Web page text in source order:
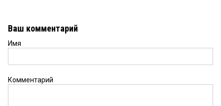
Ваш комментарий
Имя
Комментарий